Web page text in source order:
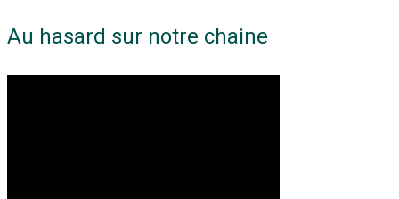
Au hasard sur notre chaine